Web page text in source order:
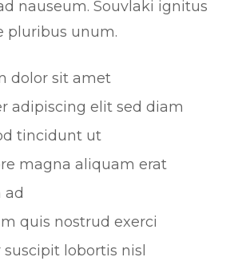
nauseum. Souvlaki ignitus
pluribus unum.
dolor sit amet
adipiscing elit sed diam
tincidunt ut
magna aliquam erat
ad
quis nostrud exerci
lobortis nisl